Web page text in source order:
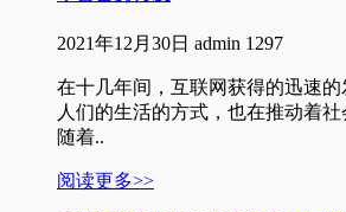
2021年12月30日 admin 1297
在十几年间，互联网获得的迅速
人们的生活的方式，也在推动着社
随着..
阅读更多>>